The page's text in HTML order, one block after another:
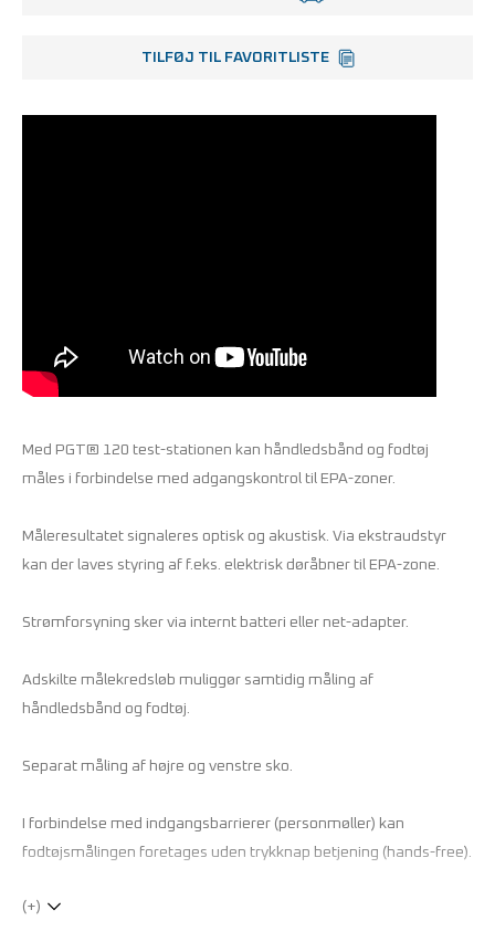
TILFØJ TIL FAVORITLISTE
Med PGT® 120 test-stationen kan håndledsbånd og fodtøj
måles i forbindelse med adgangskontrol til EPA-zoner.
Måleresultatet signaleres optisk og akustisk. Via ekstraudstyr
kan der laves styring af f.eks. elektrisk døråbner til EPA-zone.
Strømforsyning sker via internt batteri eller net-adapter.
Adskilte målekredsløb muliggør samtidig måling af
håndledsbånd og fodtøj.
Separat måling af højre og venstre sko.
I forbindelse med indgangsbarrierer (personmøller) kan
fodtøjsmålingen foretages uden trykknap betjening (hands-free).
Målespænding 30 V, 50 V eller 100 V (standardindstilling).
(+)